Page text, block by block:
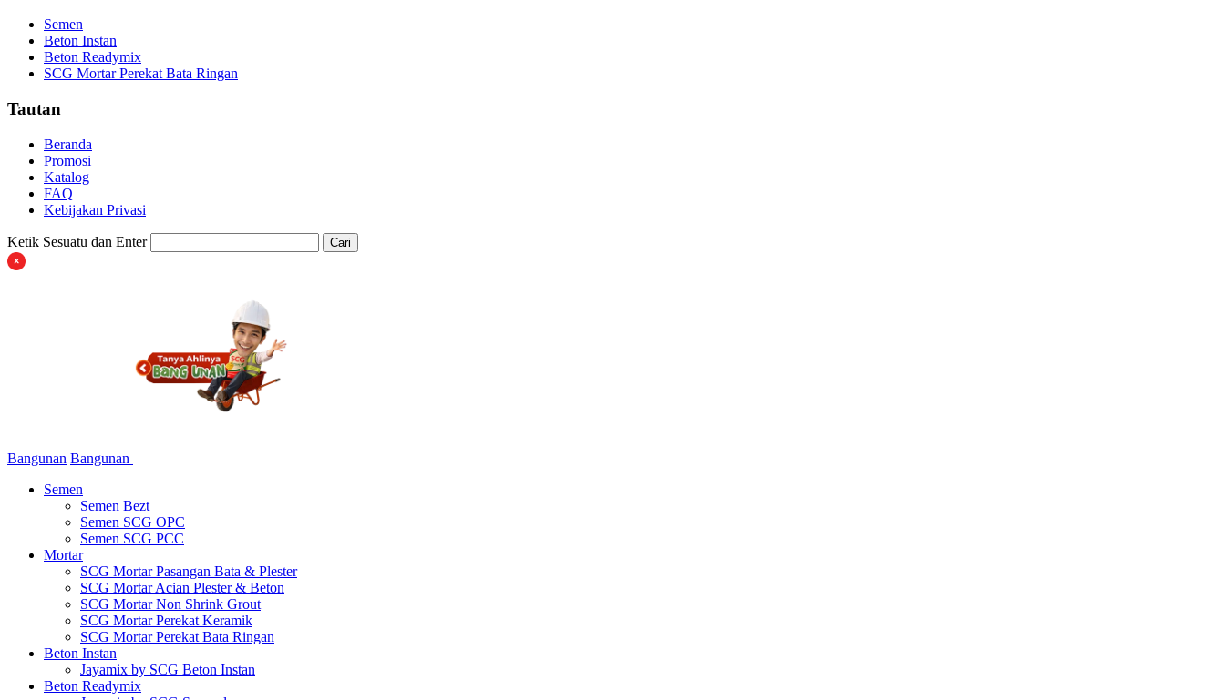
Semen
Beton Instan
Beton Readymix
SCG Mortar Perekat Bata Ringan
Tautan
Beranda
Promosi
Katalog
FAQ
Kebijakan Privasi
Ketik Sesuatu dan Enter Cari
Bangunan Bangunan
Semen
Semen Bezt
Semen SCG OPC
Semen SCG PCC
Mortar
SCG Mortar Pasangan Bata & Plester
SCG Mortar Acian Plester & Beton
SCG Mortar Non Shrink Grout
SCG Mortar Perekat Keramik
SCG Mortar Perekat Bata Ringan
Beton Instan
Jayamix by SCG Beton Instan
Beton Readymix